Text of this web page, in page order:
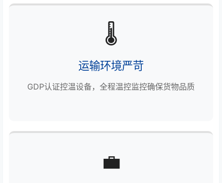
🌡️
运输环境严苛
GDP认证控温设备，全程温控监控确保货物品质
💼